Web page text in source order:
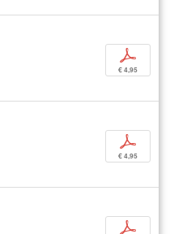
p
€ 4,95
p
€ 4,95
p